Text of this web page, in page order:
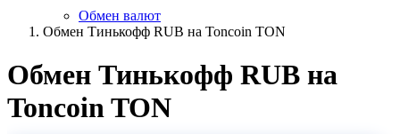
Обмен валют
Обмен Тинькофф RUB на Toncoin TON
Обмен Тинькофф RUB на
Toncoin TON